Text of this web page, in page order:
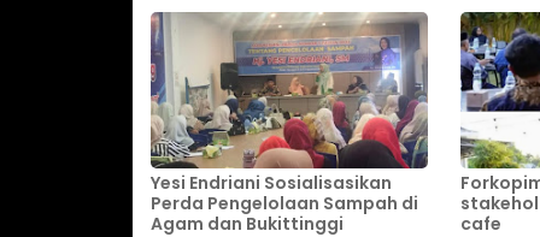
Yesi Endriani Sosialisasikan
Perda Pengelolaan Sampah di
Agam dan Bukittinggi
cafe